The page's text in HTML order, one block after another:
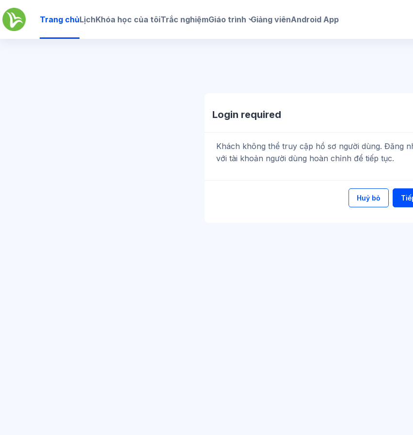
Chuyển tới nội dung chính
Trang chủLịchKhóa học của tôiTrắc nghiệmGiáo trình Giảng viênAndroid App
Login required
Khách không thể truy cập hồ sơ người dùng. Đăng
với tài khoản người dùng hoàn chỉnh để tiếp tục.
Huỷ bỏ